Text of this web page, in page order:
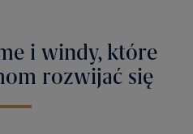
i windy, które
rozwijać się